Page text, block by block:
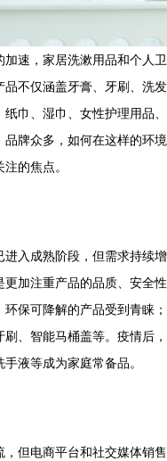
速，家居洗漱用品和个人卫
不仅涵盖牙膏、牙刷、洗发
巾、湿巾、女性护理用品、
牌众多，如何在这样的环境
的焦点。
入成熟阶段，但需求持续增
加注重产品的品质、安全性
保可降解的产品受到青睐；
、智能马桶盖等。疫情后，
液等成为家庭常备品。
但电商平台和社交媒体销售